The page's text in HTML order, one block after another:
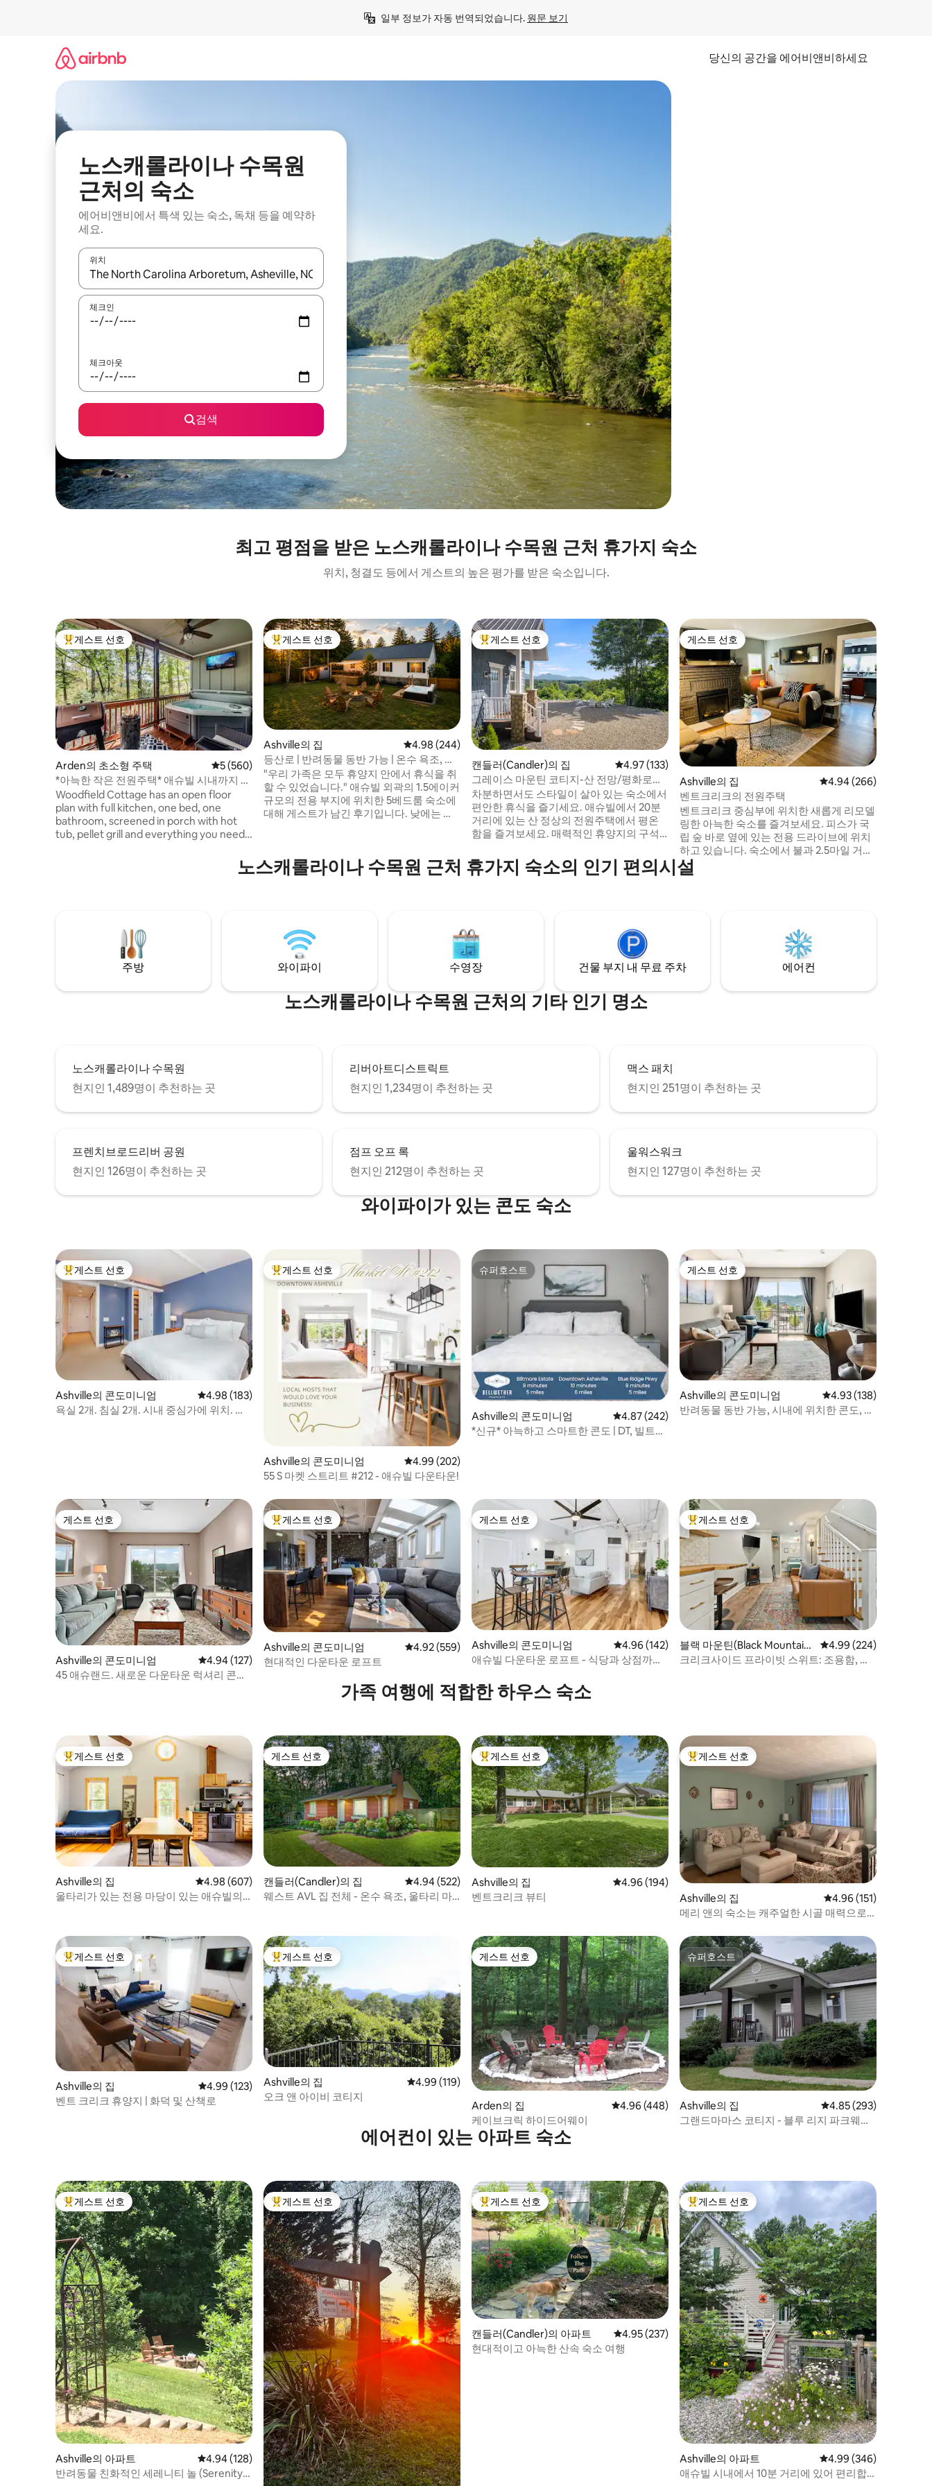
일부 정보가 자동 번역되었습니다. 원문 보기
당신의 공간을 에어비앤비하세요
노스캐롤라이나 수목원
근처의 숙소
에어비앤비에서 특색 있는 숙소, 독채 등을 예약하
세요.
위치
결과가 나오면 위·아래 화살표 키를 사용하거나 터치 또는 스와이프 동작으로 탐색하세요.
체크인
체크아웃
검색
최고 평점을 받은 노스캐롤라이나 수목원 근처 휴가지 숙소
위치, 청결도 등에서 게스트의 높은 평가를 받은 숙소입니다.
상위 게스트 선호
게스트 선호
Arden의 초소형 주택 평점 5점(5점 만점), 후기 560개
5 (560)
*아늑한 작은 전원주택* 애슈빌 시내까지 20
분
Woodfield Cottage has an open floor
plan with full kitchen, one bed, one
bathroom, screened in porch with hot
tub, pellet grill and everything you need
Cottage rests at the end of a cul-de-sac
the Asheville Regional Airport and a 20
min drive to downtown Asheville.
상위 게스트 선호
게스트 선호
Ashville의 집 평점 4.98점(5점 만점), 후기 244개
4.98 (244)
등산로 | 반려동물 동반 가능 | 온수 욕조, 사
우나, 화덕
"우리 가족은 모두 휴양지 안에서 휴식을 취
할 수 있었습니다." 애슈빌 외곽의 1.5에이커
규모의 전용 부지에 위치한 5베드룸 숙소에
대해 게스트가 남긴 후기입니다. 낮에는 근
당에서 뛰어다니는 동안 현관 베란다에서
커피를 마시며 보내는 아침. 침실 5개에 12명
상위 게스트 선호
게스트 선호
캔들러(Candler)의 집 평점 4.97점(5점 만점), 후기 133개
4.97 (133)
그레이스 마운틴 코티지-산 전망/평화로움
+프라이버트
차분하면서도 스타일이 살아 있는 숙소에서
편안한 휴식을 즐기세요. 애슈빌에서 20분
거리에 있는 산 정상의 전원주택에서 평온
함을 즐겨보세요. 매력적인 휴양지의 구석
요. 야외 화덕 옆에서 휴식을 취하며 별이 빛
나는 하늘 아래에서 스모어를 구워보세요.
족이나 친구에게 안성맞춤입니다. 편안함과
스타일 있게 산악 생활의 정수를 경험해보
세요!
게스트 선호
게스트 선호
Ashville의 집 평점 4.94점(5점 만점),
4.94 (266)
벤트크리크의 전원주택
벤트크리크 중심부에 위치한 새롭게 리모델
링한 아늑한 숙소를 즐겨보세요. 피스가 국
립 숲 바로 옆에 있는 전용 드라이브에 위치
하고 있습니다. 숙소에서 불과 2.5마일 거리
에 꿈꾸던 하이킹 및 자전거 트레일이 있습
니다! 애슈빌 아울렛 몰도 2.5마일 거리에 있
과 5.2마일 거리에 있습니다. 이 아름다운 지
역이 제공하는 모든 것을 즐기세요!
노스캐롤라이나 수목원 근처 휴가지 숙소의 인기 편의시설
주방 와이파이 수영장 건물 부지 내 무료 주차 에어컨
노스캐롤라이나 수목원 근처의 기타 인기 명소
노스캐롤라이나 수목원
현지인 1,489명이 추천하는 곳
리버아트디스트릭트
현지인 1,234명이 추천하는 곳
맥스 패치
현지인 251명이 추천하는 곳
프렌치브로드리버 공원
현지인 126명이 추천하는 곳
점프 오프 록
현지인 212명이 추천하는 곳
울워스워크
현지인 127명이 추천하는 곳
와이파이가 있는 콘도 숙소
상위 게스트 선호
게스트 선호
Ashville의 콘도미니엄 평점 4.98점(5점 만점), 후기 183개
4.98 (183)
욕실 2개. 침실 2개. 시내 중심가에 위치. 조
상위 게스트 선호
게스트 선호
Ashville의 콘도미니엄 평점 4.99점(5점 만점), 후기 202개
4.99 (202)
55 S 마켓 스트리트 #212 - 애슈빌 다운타운!
슈퍼호스트
슈퍼호스트
Ashville의 콘도미니엄 평점 4.87점(5점 만점), 후기 242개
4.87 (242)
*신규* 아늑하고 스마트한 콘도 | DT, 빌트모
게스트 선호
게스트 선호
Ashville의 콘도미니엄 평점 4.93점(5점 만점),
4.93 (138)
반려동물 동반 가능, 시내에 위치한 콘도, 안
게스트 선호
게스트 선호
Ashville의 콘도미니엄 평점 4.94점(5점 만점), 후기 127개
4.94 (127)
45 애슈랜드. 새로운 다운타운 럭셔리 콘도.
상위 게스트 선호
게스트 선호
Ashville의 콘도미니엄 평점 4.92점(5점 만점), 후기 559개
4.92 (559)
현대적인 다운타운 로프트
게스트 선호
게스트 선호
Ashville의 콘도미니엄 평점 4.96점(5점 만점), 후기 142개
4.96 (142)
애슈빌 다운타운 로프트 - 식당과 상점까지
상위 게스트 선호
게스트 선호
블랙 마운틴(Black Mountain)
의 콘도미니엄
평점 4.99점(5점 만점),
4.99 (224)
크리크사이드 프라이빗 스위트: 조용함, 숲
가족 여행에 적합한 하우스 숙소
상위 게스트 선호
게스트 선호
Ashville의 집 평점 4.98점(5점 만점), 후기 607개
4.98 (607)
울타리가 있는 전용 마당이 있는 애슈빌의
게스트 선호
게스트 선호
캔들러(Candler)의 집 평점 4.94점(5점 만점), 후기 522개
4.94 (522)
웨스트 AVL 집 전체 - 온수 욕조, 울타리 마
상위 게스트 선호
게스트 선호
Ashville의 집 평점 4.96점(5점 만점), 후기 194개
4.96 (194)
벤트크리크 뷰티
상위 게스트 선호
게스트 선호
Ashville의 집 평점 4.96점(5점 만점),
4.96 (151)
메리 앤의 숙소는 캐주얼한 시골 매력으로
상위 게스트 선호
게스트 선호
Ashville의 집 평점 4.99점(5점 만점), 후기 123개
4.99 (123)
벤트 크리크 휴양지 | 화덕 및 산책로
상위 게스트 선호
게스트 선호
Ashville의 집 평점 4.99점(5점 만점), 후기 119개
4.99 (119)
오크 앤 아이비 코티지
게스트 선호
게스트 선호
Arden의 집 평점 4.96점(5점 만점), 후기 448개
4.96 (448)
케이브크릭 하이드어웨이
슈퍼호스트
슈퍼호스트
Ashville의 집 평점 4.85점(5점 만점),
4.85 (293)
그랜드마마스 코티지 - 블루 리지 파크웨이,
에어컨이 있는 아파트 숙소
상위 게스트 선호
게스트 선호
Ashville의 아파트 평점 4.94점(5점 만점), 후기 128개
4.94 (128)
반려동물 친화적인 세레니티 놀 (Serenity
상위 게스트 선호
게스트 선호 상위 게스트 선호
게스트 선호
캔들러(Candler)의 아파트 평점 4.95점(5점 만점), 후기 237개
4.95 (237)
현대적이고 아늑한 산속 숙소 여행
상위 게스트 선호
게스트 선호
Ashville의 아파트 평점 4.99점(5점 만점),
4.99 (346)
애슈빌 시내에서 10분 거리에 있어 편리합